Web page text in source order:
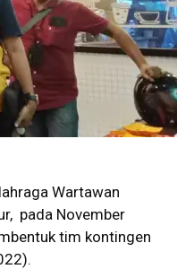
Wartawan
pada November
tim kontingen